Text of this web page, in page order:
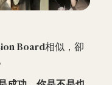
Board相似，卻